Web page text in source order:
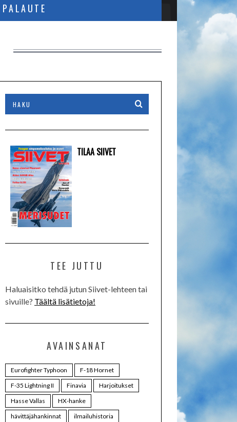
PALAUTE
TILAA SIIVET
TEE JUTTU
Haluaisitko tehdä jutun Siivet-lehteen tai
sivuille? Täältä lisätietoja!
AVAINSANAT
Eurofighter Typhoon
F-18 Hornet
F-35 Lightning II
Finavia
Harjoitukset
Hasse Vallas
HX-hanke
hävittäjähankinnat
ilmailuhistoria